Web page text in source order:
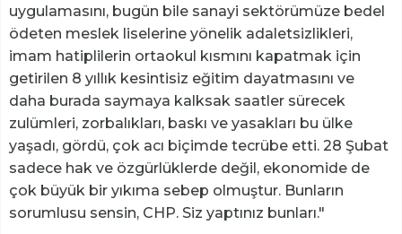
uygulamasını, bugün bile sanayi sektörümüze bedel
ödeten meslek liselerine yönelik adaletsizlikleri,
imam hatiplilerin ortaokul kısmını kapatmak için
getirilen 8 yıllık kesintisiz eğitim dayatmasını ve
daha burada saymaya kalksak saatler sürecek
zulümleri, zorbalıkları, baskı ve yasakları bu ülke
yaşadı, gördü, çok acı biçimde tecrübe etti. 28 Şubat
sadece hak ve özgürlüklerde değil, ekonomide de
çok büyük bir yıkıma sebep olmuştur. Bunların
sorumlusu sensin, CHP. Siz yaptınız bunları."